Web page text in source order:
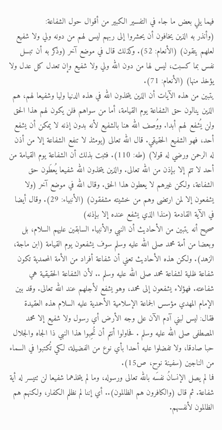
فيما يلي بعض ما جاء في التفسير الكبير من أقوال حول الشفاعة:
(وأنذر به الذين يخافون أن يحشروا إلى ربهم ليس لهم من دونه ولي ولا شفيع
لعلهم يتقون) (الأنعام: 52). وكذلك قال في موضع آخر (وذكر به أن تبسل
نفس بما كسبت، ليس لها من دون الله ولي ولا شفيع وإن تعدل كل عدل ولا
يؤخذ منها) (الأنعام: 71).
يتبين من هذه الآيات أن الذين يتخذون الله في هذه الدنيا وليا وشفيعا لهم، هم
الذين ينالون حق الشفاعة يوم القيامة، أما من سواهم فلن يكون لهم هذا الحق
ولن يُشفع لهم أبدا. ووُصف الله هنا بالشفيع لأنه بدون إذنه لا يمكن أن يشفع
أحد، فهو الشفيع الحقيقي. قال الله تعالى (يومئذ لا تنفع الشفاعة إلا من أذن
له الرحمن ورضي له قولا) (طه: 110). فثبت بذلك أن الشفاعة يوم القيامة من
أحد لا تتم إلا بإذن من الله تعالى. والذين يتخذون الله شفيعا يُعطَون حق
الشفاعة، ولكن غيرهم لا يعطون هذا الحق. وقال الله في موضع آخر (ولا
يشفعون إلا لمن ارتضى وهم من خشيته مشفقون) (الأنبياء: 29). وقال أيضا
في الآية القادمة (منذا الذي يشفع عنده إلا بإذنه)
صحيح أنه يتبين من الأحاديث أن النبي والأنبياء السابقين عليهم السلام، بل
وبعضا من أمة محمد صلى الله عليه وسلم سوف يشفعون يوم القيامة (ابن ماجة،
الزهد). ولكن هذه الأحاديث تعني أن شفاعة أفراد من الأمة المحمدية تكون
شفاعة ظلية لشفاعة محمد صلى الله عليه وسلم .. لأن الشفاعة الحقيقية هي
شفاعته. فهؤلاء يشفعون إلى محمد، وهو يشفع لأجلهم عند الله تعالى. وقد بين
الإمام المهدي مؤسس الجماعة الإسلامية الأحمدية عليه السلام هذه العقيدة
فقال: ليس لبني آدم الآن على وجه الأرض أي رسول ولا شفيع إلا محمد
المصطفى صلى الله عليه وسلم . فحاولوا أنتم أن تُحِبوا هذا النبي ذا الجاه والجلال
حبا صادقا، ولا تفضلوا عليه أحدا بأي نوع من الفضيلة، لكي تُكتبوا في السماء
من الناجين (سفينة نوح، ص15).
فما لم يصل الإنسانُ نفسَه بالله تعالى ورسوله، وما لم يتخذهما شفيعا لن تتيسر له أية
شفاعة. ثم قال (والكافرون هم الظالمون).. أي إننا لم نظلم الكفار، ولكنهم هم
الظالمون لأنفسهم.